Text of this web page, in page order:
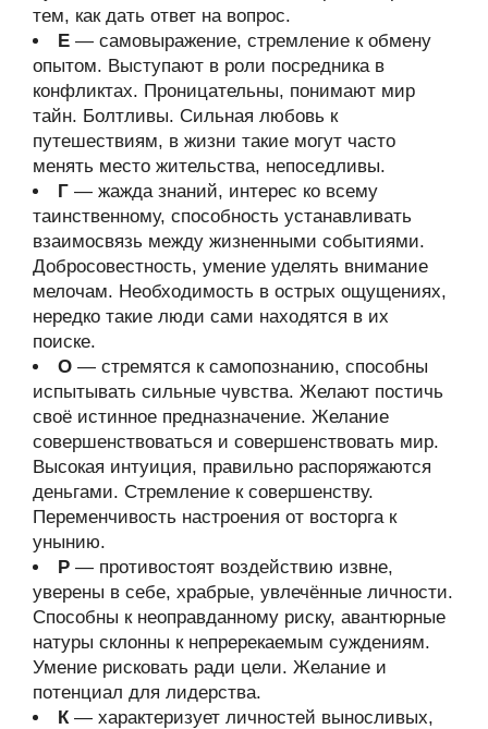
тем, как дать ответ на вопрос.
Е — самовыражение, стремление к обмену
опытом. Выступают в роли посредника в
конфликтах. Проницательны, понимают мир
тайн. Болтливы. Сильная любовь к
путешествиям, в жизни такие могут часто
менять место жительства, непоседливы.
Г — жажда знаний, интерес ко всему
таинственному, способность устанавливать
взаимосвязь между жизненными событиями.
Добросовестность, умение уделять внимание
мелочам. Необходимость в острых ощущениях,
нередко такие люди сами находятся в их
поиске.
О — стремятся к самопознанию, способны
испытывать сильные чувства. Желают постичь
своё истинное предназначение. Желание
совершенствоваться и совершенствовать мир.
Высокая интуиция, правильно распоряжаются
деньгами. Стремление к совершенству.
Переменчивость настроения от восторга к
унынию.
Р — противостоят воздействию извне,
уверены в себе, храбрые, увлечённые личности.
Способны к неоправданному риску, авантюрные
натуры склонны к непререкаемым суждениям.
Умение рисковать ради цели. Желание и
потенциал для лидерства.
К— характеризует личностей выносливых,